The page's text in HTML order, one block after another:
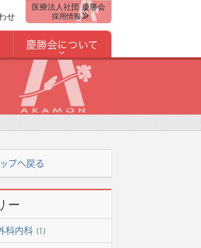
せ
医療法人社団 慶勝会
採用情報
慶勝会について
プへ戻る
ー
科内科 (1)